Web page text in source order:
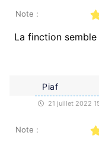
Note :
La finction semble
Piaf
21 juillet 2022
Note :